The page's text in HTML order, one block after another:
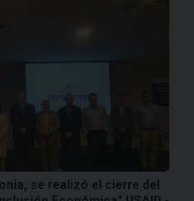
se realizó el cierre del